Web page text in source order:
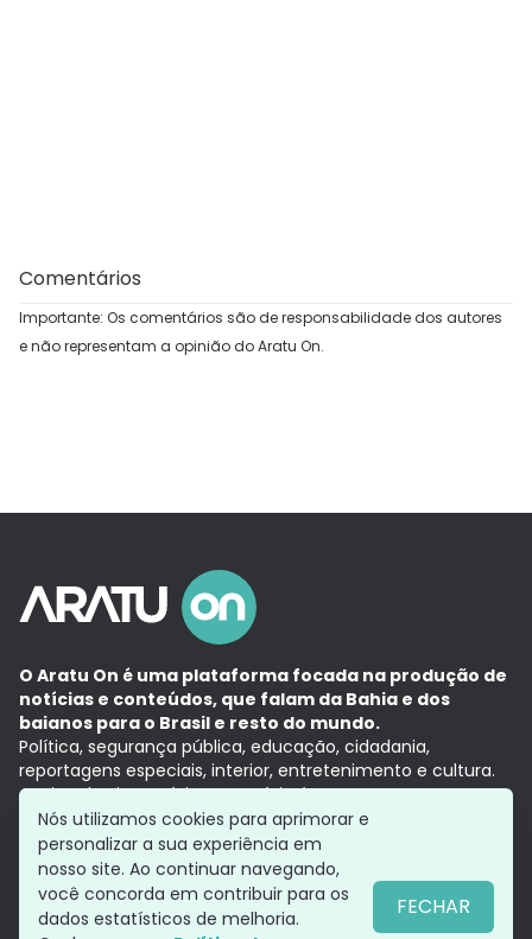
Comentários
Importante: Os comentários são de responsabilidade dos autores
e não representam a opinião do Aratu On.
O Aratu On é uma plataforma focada na produção de
notícias e conteúdos, que falam da Bahia e dos
baianos para o Brasil e resto do mundo.
Política, segurança pública, educação, cidadania,
reportagens especiais, interior, entretenimento e cultura.
Aqui, tudo vira notícia e a notícia é no tempo presente,
com a credibilidade do Grupo Aratu.
Grupo Aratu
Política de privacidade
Siga-nos
Nós utilizamos cookies para aprimorar e
personalizar a sua experiência em
nosso site. Ao continuar navegando,
você concorda em contribuir para os
dados estatísticos de melhoria.
FECHAR